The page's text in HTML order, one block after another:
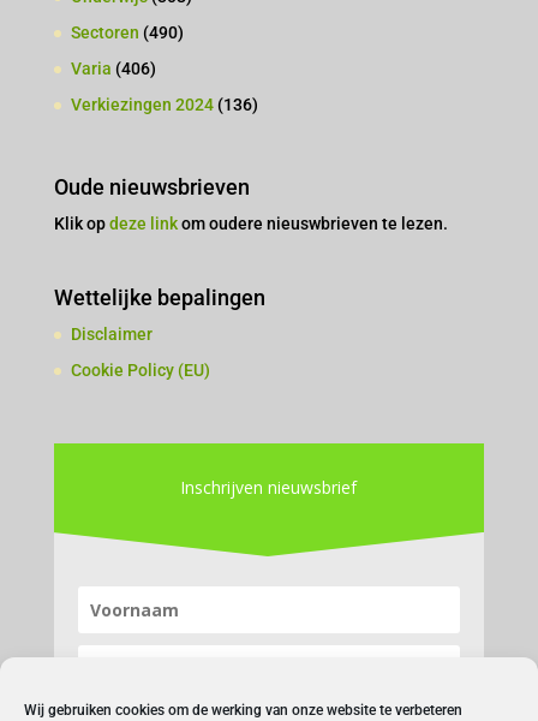
Wij gebruiken cookies om de werking van onze website te verbeteren
Sectoren (490)
Varia (406)
Verkiezingen 2024(136)
Oude nieuwsbrieven
Klik opdeze linkom oudere nieuswbrieven te lezen.
Wettelijke bepalingen
Disclaimer
Cookie Policy (EU)
Inschrijven nieuwsbrief